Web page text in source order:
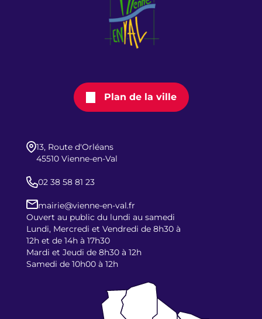
Plan de la ville
13, Route d'Orléans
45510 Vienne-en-Val
02 38 58 81 23
mairie@vienne-en-val.fr
Ouvert au public du lundi au samedi
Lundi, Mercredi et Vendredi de 8h30 à
12h et de 14h à 17h30
Mardi et Jeudi de 8h30 à 12h
Samedi de 10h00 à 12h